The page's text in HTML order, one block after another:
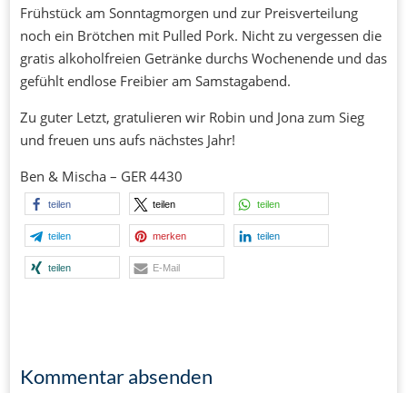
Frühstück am Sonntagmorgen und zur Preisverteilung
noch ein Brötchen mit Pulled Pork. Nicht zu vergessen die
gratis alkoholfreien Getränke durchs Wochenende und das
gefühlt endlose Freibier am Samstagabend.
Zu guter Letzt, gratulieren wir Robin und Jona zum Sieg
und freuen uns aufs nächstes Jahr!
Ben & Mischa – GER 4430
teilen teilen teilen
teilen merken teilen
teilen E-Mail
Kommentar absenden